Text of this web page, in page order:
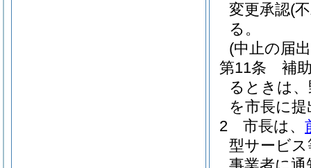
変更承認(
る。
(中止の届
第11条
補
るときは
を市長に
2
市長は、
型サービス